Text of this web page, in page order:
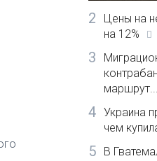
2
Цены на
на 12%
3
маршрут...
4
Украина
чем
5 В